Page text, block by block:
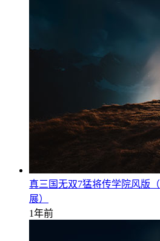
真三国无双7猛将传学院风版
展）
1年前